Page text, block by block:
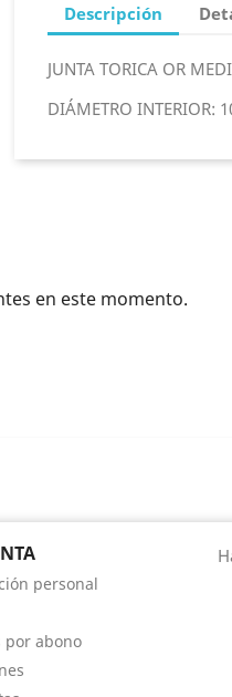
Descripción
JUNTA TORICA OR
DIÁMETRO INTERIOR:
en este momento.
personal
por abono